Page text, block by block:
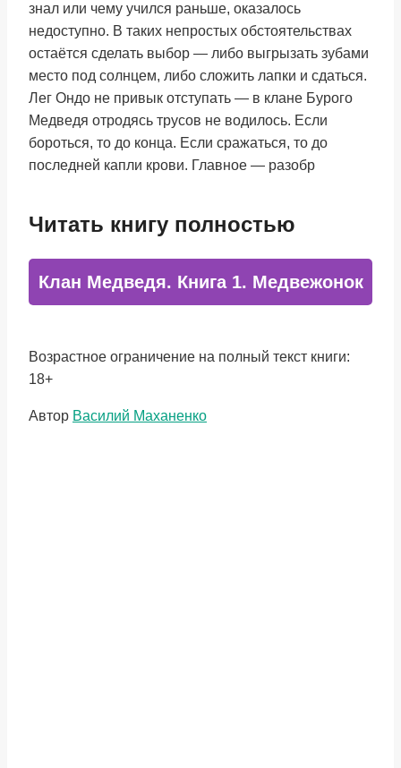
знал или чему учился раньше, оказалось
недоступно. В таких непростых обстоятельствах
остаётся сделать выбор — либо выгрызать зубами
место под солнцем, либо сложить лапки и сдаться.
Лег Ондо не привык отступать — в клане Бурого
Медведя отродясь трусов не водилось. Если
бороться, то до конца. Если сражаться, то до
последней капли крови. Главное — разобр
Читать книгу полностью
Клан Медведя. Книга 1. Медвежонок
Возрастное ограничение на полный текст книги:
18+
Метки
Автор Василий Маханенко